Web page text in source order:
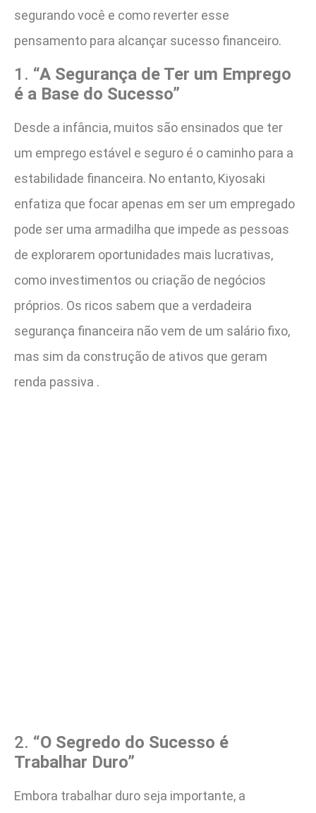
segurando você e como reverter esse
pensamento para alcançar sucesso financeiro.
1. “A Segurança de Ter um Emprego
é a Base do Sucesso”
Desde a infância, muitos são ensinados que ter
um emprego estável e seguro é o caminho para a
estabilidade financeira. No entanto, Kiyosaki
enfatiza que focar apenas em ser um empregado
pode ser uma armadilha que impede as pessoas
de explorarem oportunidades mais lucrativas,
como investimentos ou criação de negócios
próprios. Os ricos sabem que a verdadeira
segurança financeira não vem de um salário fixo,
mas sim da construção de ativos que geram
renda passiva .
2. “O Segredo do Sucesso é
Trabalhar Duro”
Embora trabalhar duro seja importante, a